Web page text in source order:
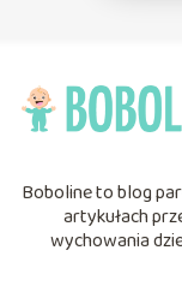
Boboline to blog
artykułach
wychowania